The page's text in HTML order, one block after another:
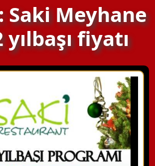
Saki Meyhane
yılbaşı fiyatı